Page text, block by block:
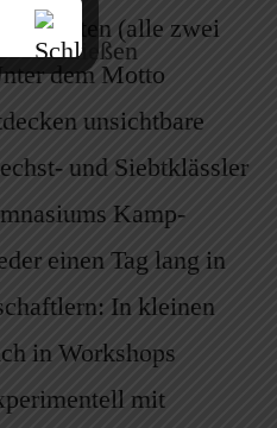
(alle zwei
dem Motto
unsichtbare
und Siebtklässler
Kamp-
einen Tag lang in
In kleinen
in Workshops
mit